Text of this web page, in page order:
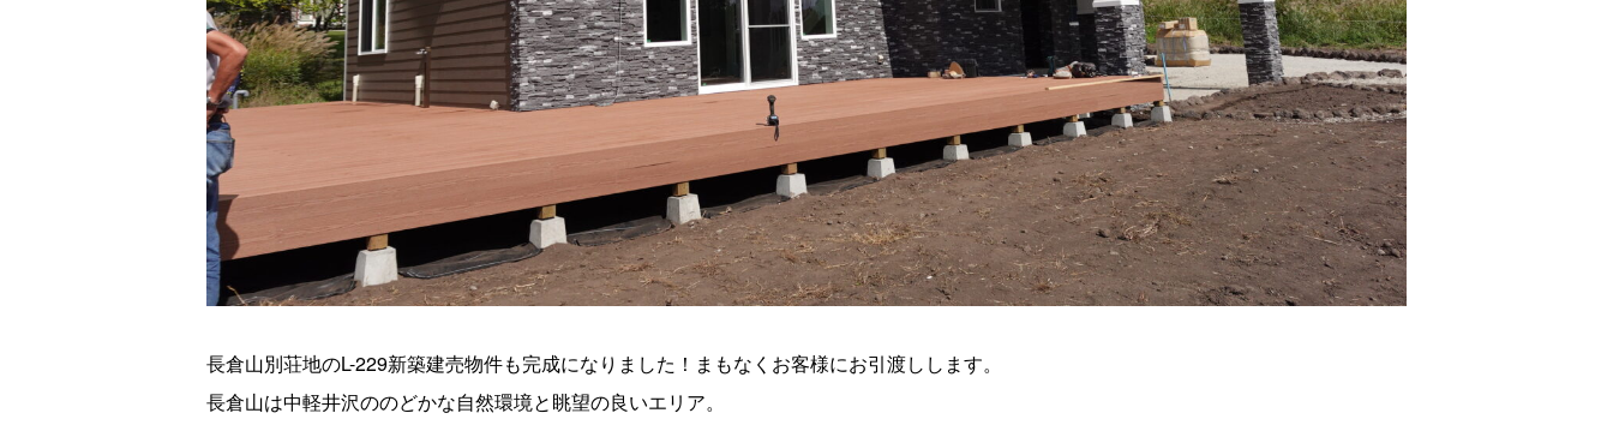
長倉山別荘地のL-229新築建売物件も完成になりました！まもなくお客様にお引渡しします。
長倉山は中軽井沢ののどかな自然環境と眺望の良いエリア。